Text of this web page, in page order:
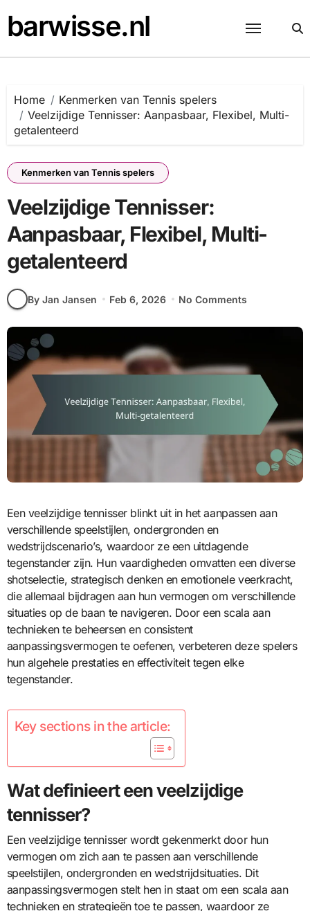
content
barwisse.nl
Home
Kenmerken van Tennis spelers
Veelzijdige Tennisser: Aanpasbaar, Flexibel, Multi-
getalenteerd
Kenmerken van Tennis spelers
Veelzijdige Tennisser:
Aanpasbaar, Flexibel, Multi-
getalenteerd
By Jan Jansen Feb 6, 2026 No Comments
Een veelzijdige tennisser blinkt uit in het aanpassen aan
verschillende speelstijlen, ondergronden en
wedstrijdscenario’s, waardoor ze een uitdagende
tegenstander zijn. Hun vaardigheden omvatten een diverse
shotselectie, strategisch denken en emotionele veerkracht,
die allemaal bijdragen aan hun vermogen om verschillende
situaties op de baan te navigeren. Door een scala aan
technieken te beheersen en consistent
aanpassingsvermogen te oefenen, verbeteren deze spelers
hun algehele prestaties en effectiviteit tegen elke
tegenstander.
Key sections in the article:
Wat definieert een veelzijdige
tennisser?
Een veelzijdige tennisser wordt gekenmerkt door hun
vermogen om zich aan te passen aan verschillende
speelstijlen, ondergronden en wedstrijdsituaties. Dit
aanpassingsvermogen stelt hen in staat om een scala aan
technieken en strategieën toe te passen, waardoor ze